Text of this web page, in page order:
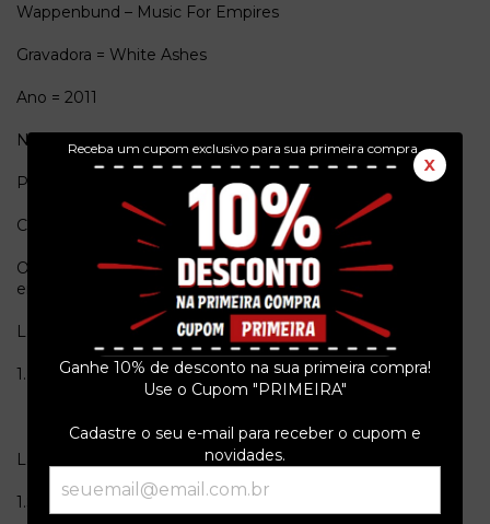
Receba um cupom exclusivo para sua primeira compra.
X
Ganhe 10% de desconto na sua primeira compra!
Use o Cupom "PRIMEIRA"
Cadastre o seu e-mail para receber o cupom e
novidades.
Wappenbund – Music For Empires
Gravadora = White Ashes
Ano = 2011
Numero de Catalogo = WA04
Pais de origem = Alemanha
Conservação = Ex(Capa) / Ex(Vinil)
Obs. = Completo, box de metal, cdr, vinil vermelho,
encartes. # 26 de 50.
Lado A
1.Empires
Lado B
1.Son Of Sun